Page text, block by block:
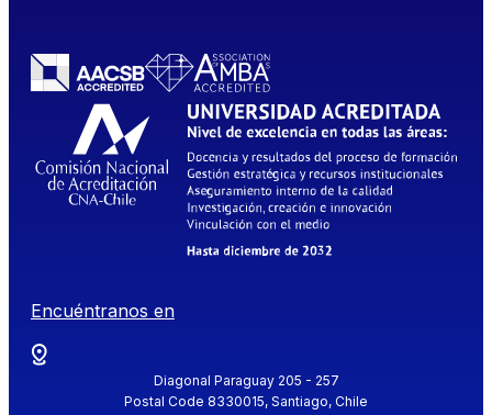
Encuéntranos en
Diagonal Paraguay 205 - 257
Postal Code 8330015, Santiago, Chile